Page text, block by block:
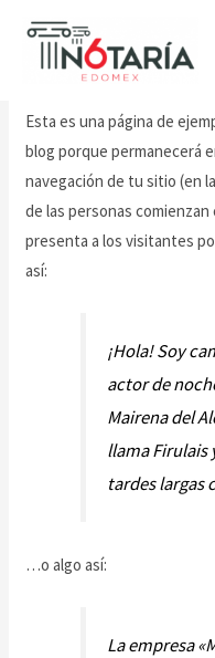
Página de
Esta es una página de
blog porque permanecerá
navegación de tu sitio (en
de las personas comienzan
presenta a los visitantes
así:
¡Hola! Soy
actor de
Mairena del
llama Firulais
tardes largas
…o algo así:
La empresa